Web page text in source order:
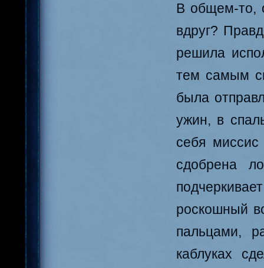
В общем-то,
вдруг?
решила
тем самым
была
ужин, в
себя миссис
сдобрена
роскошный
пальцами,
каблуках